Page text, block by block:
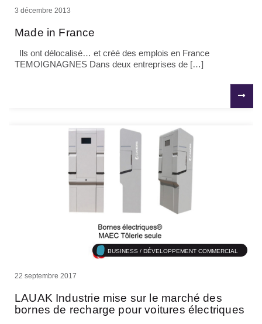
3 décembre 2013
Made in France
Ils ont délocalisé… et créé des emplois en France
TEMOIGNAGNES Dans deux entreprises de […]
BUSINESS / DÉVELOPPEMENT COMMERCIAL
22 septembre 2017
LAUAK Industrie mise sur le marché des
bornes de recharge pour voitures électriques